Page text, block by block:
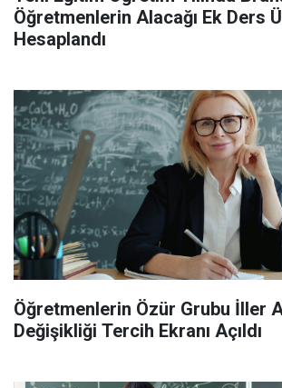
Öğretmenlerin Alacağı Ek Ders
Hesaplandı
Öğretmenlerin Özür Grubu İller
Değişikliği Tercih Ekranı Açıldı